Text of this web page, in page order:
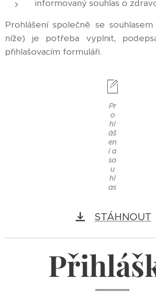
informovaný souhlas o
Prohlášení společně se
níže) je potřeba vyplnit,
přihlašovacím formuláři.
Pr
o
hl
áš
en
í a
so
u
hl
as
STÁHNOUT